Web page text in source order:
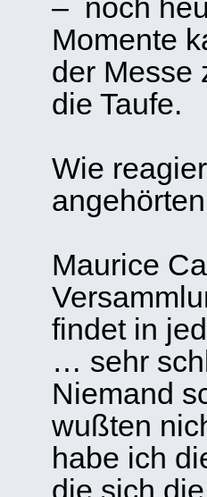
– noch
Momente
der Messe
die Taufe.
Wie
Maurice
findet in
… sehr
Niemand
wußten
habe ich